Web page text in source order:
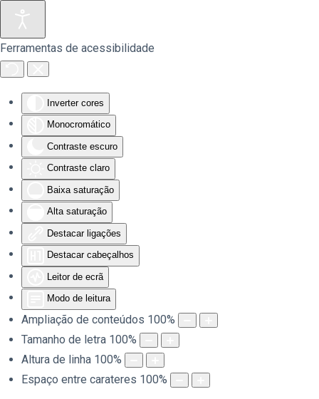
Ferramentas de acessibilidade
Inverter cores
Monocromático
Contraste escuro
Contraste claro
Baixa saturação
Alta saturação
Destacar ligações
Destacar cabeçalhos
Leitor de ecrã
Modo de leitura
Ampliação de conteúdos 100%
Tamanho de letra 100%
Altura de linha 100%
Espaço entre carateres 100%
Saltar para o conteúdo principal